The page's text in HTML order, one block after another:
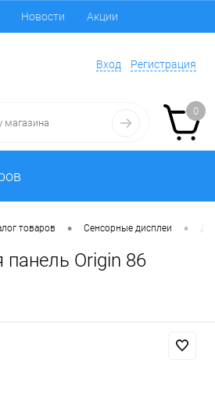
Новости Акции
Вход Регистрация
0
товаров • Сенсорные дисплеи •
панель Origin 86